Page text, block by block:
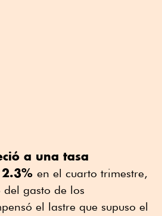
a una tasa
en el cuarto trimestre,
del gasto de los
el lastre que supuso el